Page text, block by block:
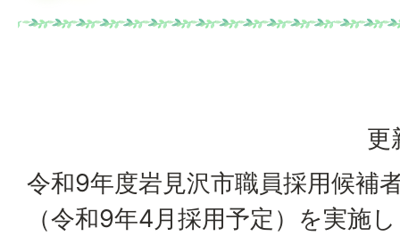
更
令和9年度岩見沢市職員採用候補
（令和9年4月採用予定）を実施